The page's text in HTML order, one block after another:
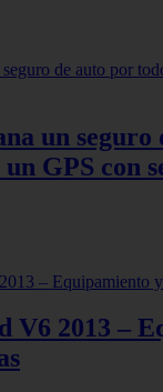
un seguro
GPS con
V6 2013 –